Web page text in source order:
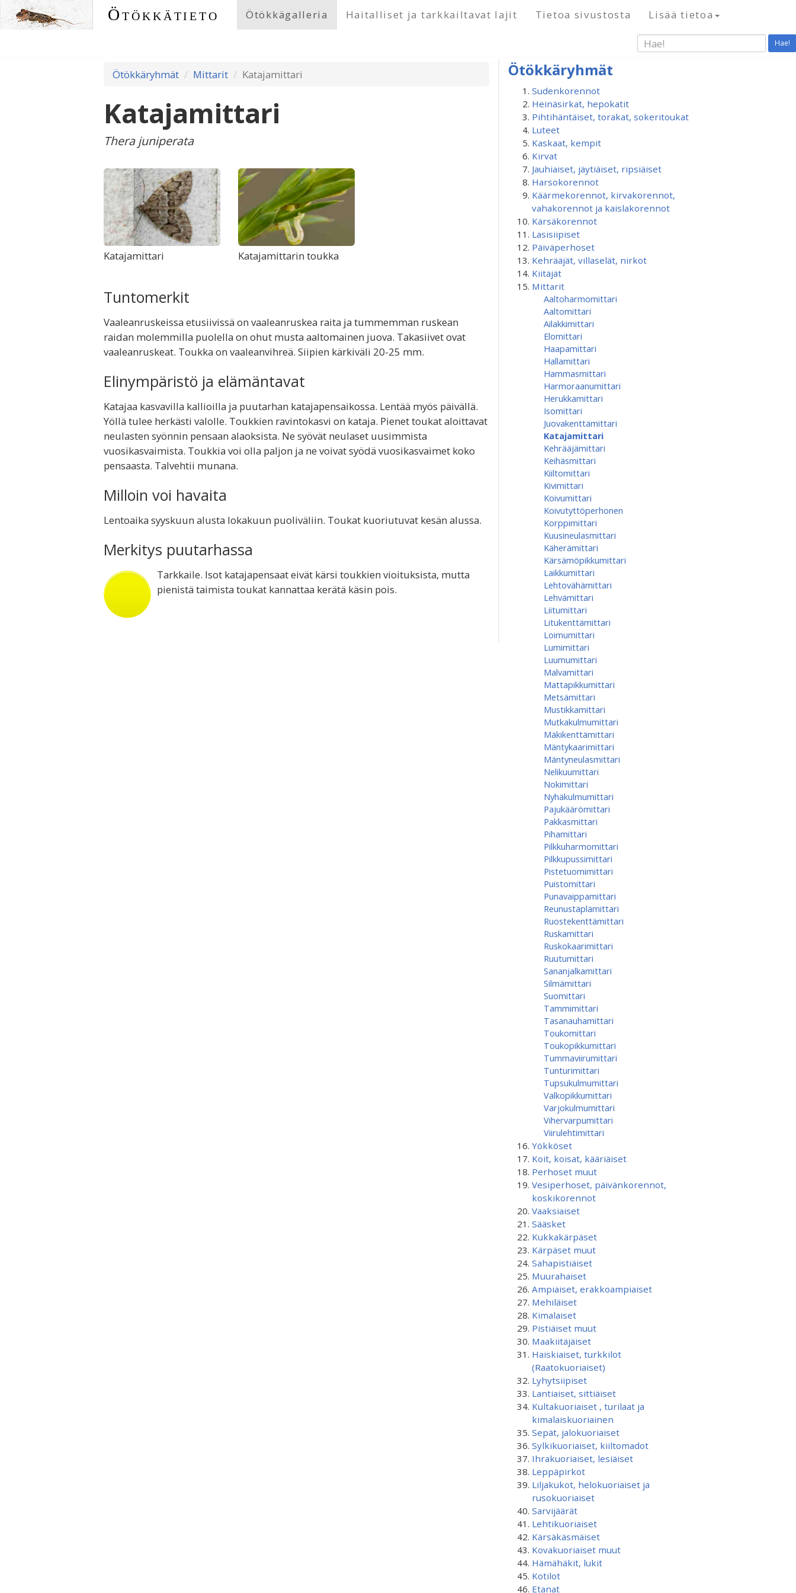
Ötökkätieto Ötökkägalleria Haitalliset ja tarkkailtavat lajit Tietoa sivustosta Lisää tietoa
Hae!
Ötökkäryhmät Mittarit Katajamittari
Katajamittari
Thera juniperata
Katajamittari Katajamittarin toukka
Tuntomerkit
Vaaleanruskeissa etusiivissä on vaaleanruskea raita ja tummemman ruskean
raidan molemmilla puolella on ohut musta aaltomainen juova. Takasiivet ovat
vaaleanruskeat. Toukka on vaaleanvihreä. Siipien kärkiväli 20-25 mm.
Elinympäristö ja elämäntavat
Katajaa kasvavilla kallioilla ja puutarhan katajapensaikossa. Lentää myös päivällä.
Yöllä tulee herkästi valolle. Toukkien ravintokasvi on kataja. Pienet toukat aloittavat
neulasten syönnin pensaan alaoksista. Ne syövät neulaset uusimmista
vuosikasvaimista. Toukkia voi olla paljon ja ne voivat syödä vuosikasvaimet koko
pensaasta. Talvehtii munana.
Milloin voi havaita
Lentoaika syyskuun alusta lokakuun puoliväliin. Toukat kuoriutuvat kesän alussa.
Merkitys puutarhassa
Tarkkaile. Isot katajapensaat eivät kärsi toukkien vioituksista, mutta
pienistä taimista toukat kannattaa kerätä käsin pois.
Ötökkäryhmät
Sudenkorennot
Heinäsirkat, hepokatit
Pihtihäntäiset, torakat, sokeritoukat
Luteet
Kaskaat, kempit
Kirvat
Jauhiaiset, jäytiäiset, ripsiäiset
Harsokorennot
Käärmekorennot, kirvakorennot,
vahakorennot ja kaislakorennot
Kärsäkorennot
Lasisiipiset
Päiväperhoset
Kehrääjät, villaselät, nirkot
Kiitäjät
Mittarit
Aaltoharmomittari
Aaltomittari
Ailakkimittari
Elomittari
Haapamittari
Hallamittari
Hammasmittari
Harmoraanumittari
Herukkamittari
Isomittari
Juovakenttämittari
Katajamittari
Kehrääjämittari
Keihäsmittari
Kiiltomittari
Kivimittari
Koivumittari
Koivutyttöperhonen
Korppimittari
Kuusineulasmittari
Käherämittari
Kärsämöpikkumittari
Laikkumittari
Lehtovähämittari
Lehvämittari
Liitumittari
Litukenttämittari
Loimumittari
Lumimittari
Luumumittari
Malvamittari
Mattapikkumittari
Metsämittari
Mustikkamittari
Mutkakulmumittari
Mäkikenttämittari
Mäntykaarimittari
Mäntyneulasmittari
Nelikuumittari
Nokimittari
Nyhäkulmumittari
Pajukäärömittari
Pakkasmittari
Pihamittari
Pilkkuharmomittari
Pilkkupussimittari
Pistetuomimittari
Puistomittari
Punavaippamittari
Reunustäplämittari
Ruostekenttämittari
Ruskamittari
Ruskokaarimittari
Ruutumittari
Sananjalkamittari
Silmämittari
Suomittari
Tammimittari
Tasanauhamittari
Toukomittari
Toukopikkumittari
Tummaviirumittari
Tunturimittari
Tupsukulmumittari
Valkopikkumittari
Varjokulmumittari
Vihervarpumittari
Viirulehtimittari
Yökköset
Koit, koisat, kääriäiset
Perhoset muut
Vesiperhoset, päivänkorennot,
koskikorennot
Vaaksiaiset
Sääsket
Kukkakärpäset
Kärpäset muut
Sahapistiäiset
Muurahaiset
Ampiaiset, erakkoampiaiset
Mehiläiset
Kimalaiset
Pistiäiset muut
Maakiitäjäiset
Haiskiaiset, turkkilot
(Raatokuoriaiset)
Lyhytsiipiset
Lantiaiset, sittiäiset
Kultakuoriaiset , turilaat ja
kimalaiskuoriainen
Sepät, jalokuoriaiset
Sylkikuoriaiset, kiiltomadot
Ihrakuoriaiset, lesiäiset
Leppäpirkot
Liljakukot, helokuoriaiset ja
rusokuoriaiset
Sarvijäärät
Lehtikuoriaiset
Kärsäkäsmäiset
Kovakuoriaiset muut
Hämähäkit, lukit
Kotilot
Etanat